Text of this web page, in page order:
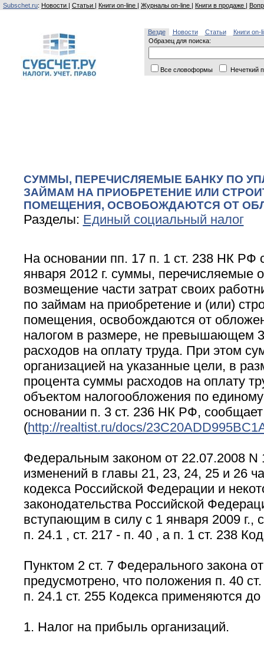
Subschet.ru: Новости | Статьи | Книги on-line | Журналы on-line | Книги в продаже |
Везде Новости Статьи
Книги on-
Образец для поиска:
Все словоформы Нечеткий
СУММЫ, ПЕРЕЧИСЛЯЕМЫЕ БАНКУ ПО
ЗАЙМАМ НА ПРИОБРЕТЕНИЕ ИЛИ
ПОМЕЩЕНИЯ, ОСВОБОЖДАЮТСЯ ОТ
Разделы: Единый социальный налог
На основании пп. 17 п. 1 ст. 238 НК РФ
января 2012 г. суммы, перечисляемые
возмещение части затрат своих
по займам на приобретение и (или)
помещения, освобождаются от
налогом в размере, не превышающем
расходов на оплату труда. При этом
организацией на указанные цели, в
процента суммы расходов на оплату
объектом налогообложения по
основании п. 3 ст. 236 НК РФ,
(http://realtist.ru/docs/
Федеральным законом от 22.07.2008
изменений в главы 21, 23, 24, 25 и 26
кодекса Российской Федерации и
законодательства Российской
вступающим в силу с 1 января 2009 г.,
п. 24.1 , ст. 217 - п. 40 , а п. 1 ст. 238
Пунктом 2 ст. 7 Федерального закона
предусмотрено, что положения п. 40
п. 24.1 ст. 255 Кодекса применяются до
1. Налог на прибыль организаций.